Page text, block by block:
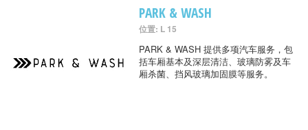
PARK & WASH
位置: L 15
PARK & WASH 提供多项汽车服务，包
括车厢基本及深层清洁、玻璃防雾及车
厢杀菌、挡风玻璃加固膜等服务。